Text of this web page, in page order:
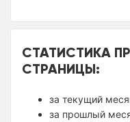
СТАТИСТИКА
СТРАНИЦЫ:
за текущий
за прошлый